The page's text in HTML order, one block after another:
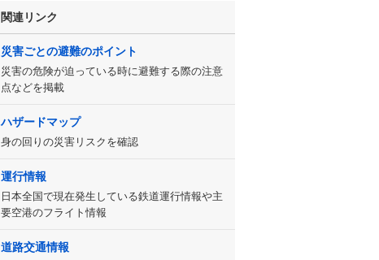
関連リンク
災害ごとの避難のポイント
災害の危険が迫っている時に避難する際の注意
点などを掲載
ハザードマップ
身の回りの災害リスクを確認
運行情報
日本全国で現在発生している鉄道運行情報や主
要空港のフライト情報
道路交通情報